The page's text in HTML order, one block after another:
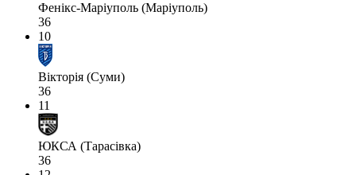
Фенікс-Маріуполь (Маріуполь)
36
10
Вікторія (Суми)
36
11
ЮКСА (Тарасівка)
36